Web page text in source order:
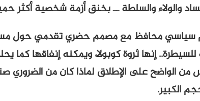
والولاء والسلطة ــ بخنق أزمة شخصية أكثر
سياسي محافظ مع مصمم حضري تقدمي حول
للسيطرة.. إنها ثروة كوبولا، ويمكنه إنفاقها كما
من الواضح على الإطلاق لماذا كان من الضروري
الكبير.